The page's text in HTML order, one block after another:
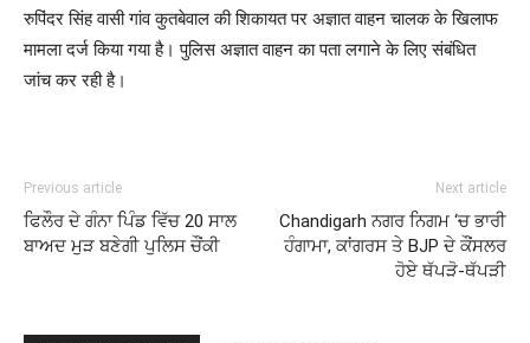
रुपिंदर सिंह वासी गांव कुतबेवाल की शिकायत पर अज्ञात वाहन चालक के खिलाफ
मामला दर्ज किया गया है। पुलिस अज्ञात वाहन का पता लगाने के लिए संबंधित
जांच कर रही है।
Previous article
ਫਿਲੌਰ ਦੇ ਗੰਨਾ ਪਿੰਡ ਵਿੱਚ 20 ਸਾਲ
ਬਾਅਦ ਮੁੜ ਬਣੇਗੀ ਪੁਲਿਸ ਚੌਂਕੀ
Next article
Chandigarh ਨਗਰ ਨਿਗਮ ‘ਚ ਭਾਰੀ
ਹੰਗਾਮਾ, ਕਾਂਗਰਸ ਤੇ BJP ਦੇ ਕੌਂਸਲਰ
ਹੋਏ ਥੱਪੜੋ-ਥੱਪੜੀ